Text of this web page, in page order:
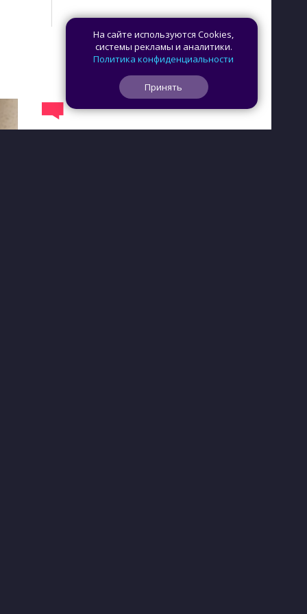
На сайте используются Cookies,
системы рекламы и аналитики.
Политика конфиденциальности
Принять